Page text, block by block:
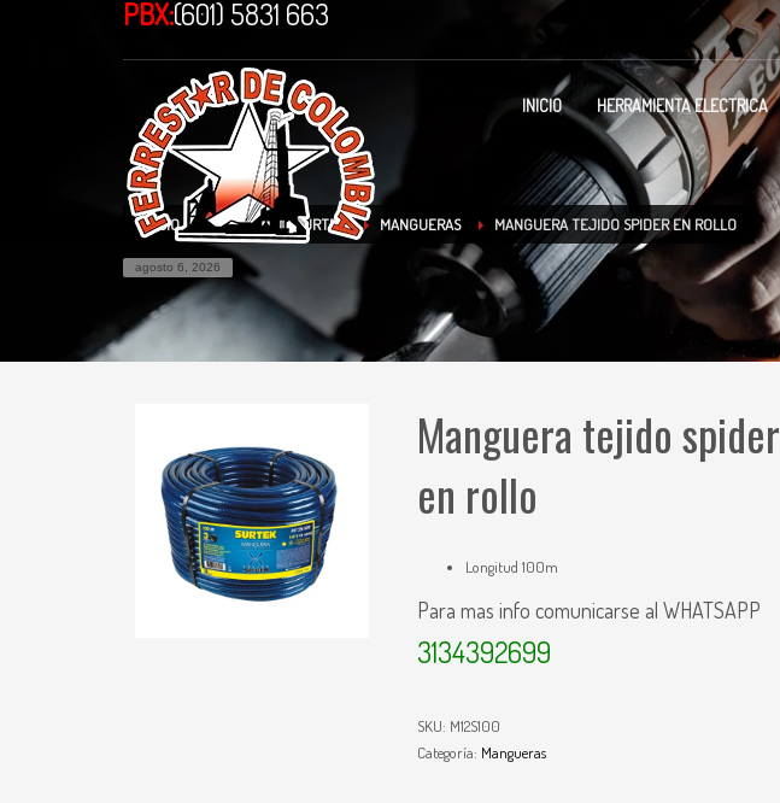
PBX:(601) 5831 663
INICIO HERRAMIENTA ELECTRICA
INICIO TIENDA SURTEK MANGUERAS MANGUERA TEJIDO SPIDER EN ROLLO
agosto 6, 2026
Manguera tejido spider
en rollo
Longitud 100m
Para mas info comunicarse al WHATSAPP
3134392699
SKU: M12S100
Categoría: Mangueras